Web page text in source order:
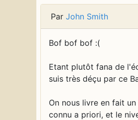
Par John Smith
Bof bof bof :(
Etant plutôt fana de
suis très déçu par ce
On nous livre en fait
connu a priori, et le